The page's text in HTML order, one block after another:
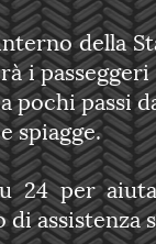
della
i
pochi passi
spiagge.
per
assistenza